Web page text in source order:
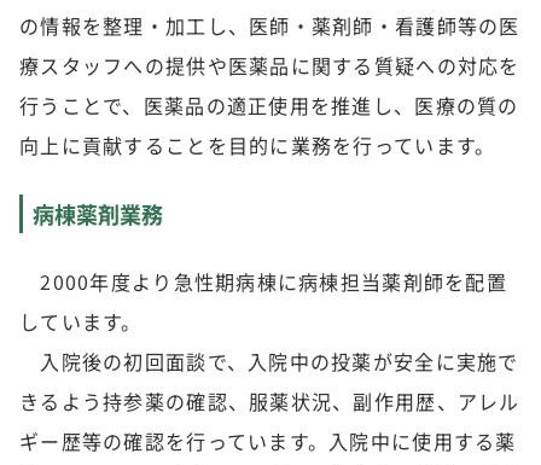
の情報を整理・加工し、医師・薬剤師・看護師等の医
療スタッフへの提供や医薬品に関する質疑への対応を
行うことで、医薬品の適正使用を推進し、医療の質の
向上に貢献することを目的に業務を行っています。
病棟薬剤業務
2000年度より急性期病棟に病棟担当薬剤師を配置
しています。
入院後の初回面談で、入院中の投薬が安全に実施で
きるよう持参薬の確認、服薬状況、副作用歴、アレル
ギー歴等の確認を行っています。入院中に使用する薬